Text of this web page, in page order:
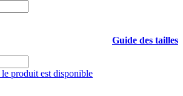
Guide des tailles
produit est disponible